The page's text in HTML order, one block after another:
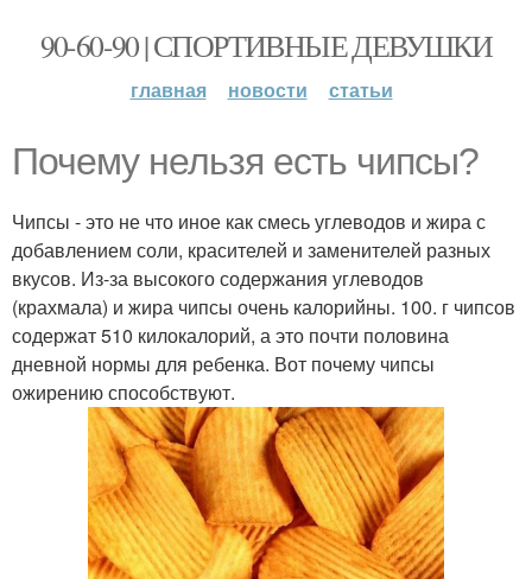
90-60-90 | СПОРТИВНЫЕ ДЕВУШКИ
главная новости статьи
Почему нельзя есть чипсы?
Чипсы - это не что иное как смесь углеводов и жира с
добавлением соли, красителей и заменителей разных
вкусов. Из-за высокого содержания углеводов
(крахмала) и жира чипсы очень калорийны. 100. г чипсов
содержат 510 килокалорий, а это почти половина
дневной нормы для ребенка. Вот почему чипсы
ожирению способствуют.